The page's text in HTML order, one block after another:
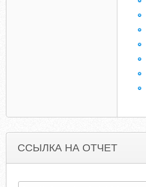
ССЫЛКА НА ОТЧЕТ